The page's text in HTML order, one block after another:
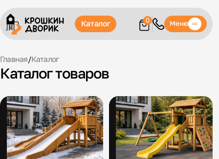
Каталог 0 Меню
Главная/Каталог
Каталог товаров